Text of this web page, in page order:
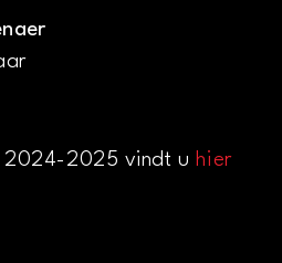
2024-2025 vindt uhier